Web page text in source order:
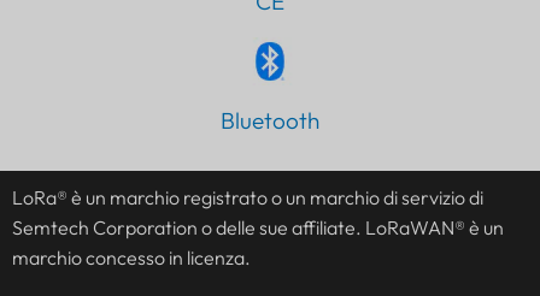
Bluetooth
LoRa® è un marchio registrato o un marchio di servizio di
Semtech Corporation o delle sue affiliate. LoRaWAN® è un
marchio concesso in licenza.